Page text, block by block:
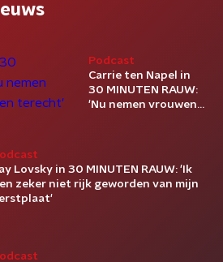
Podcast
Carrie ten Napel in
30 MINUTEN RAUW:
'Nu nemen vrouwen
Lovsky in 30 MINUTEN RAUW: 'Ik
zeker niet rijk geworden van mijn